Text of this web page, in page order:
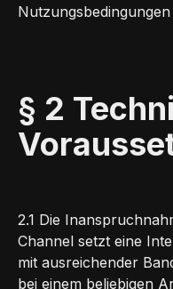
Nutzungsbedingungen
§ 2
2.1 Die
Channel setzt eine
mit ausreichender
bei einem beliebigen